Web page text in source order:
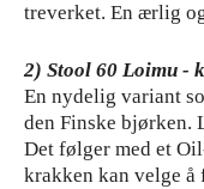
treverket. En ærlig
2) Stool 60 Loimu -
En nydelig variant
den Finske bjørken.
Det følger med et
krakken kan velge å